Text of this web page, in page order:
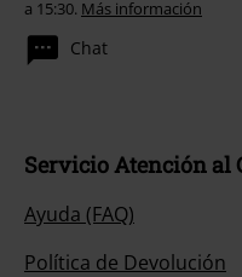
a 15:30. Más información
Chat
Servicio Atención al
Ayuda (FAQ)
Política de Devolución